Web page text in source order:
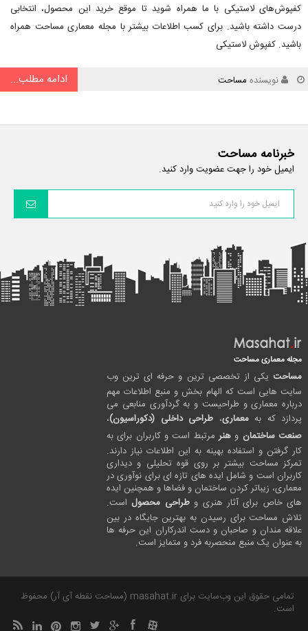
کفپوش‌های لاستیکی با ما همراه شوید تا موقع خرید این محصول، انتخابی
درست داشته باشید. برای کسب اطلاعات بیشتر با مجله معماری مساحت همراه
باشید. کفپوش لاستیکی
نویسنده مساحت ادامه مطلب...
خبرنامه مساحت
ایمیل خود را جهت عضویت وارد کنید.
مجله معماری مساحت
مساحت یکی از تخصصی ترین و حرفه ای ترین وب
سایت هایی است که الهام بخش و منبع اطلاعات مهم
درباره معماری و طراحیست و به گردآوری منابعی می
پردازد که بهمعماری، طراحی داخلی (دکوراسیون)،
صنعت ساختمان و هنرمرتبط است و کاربران برای به
کار گرفتن و استفاده بهینه به این اطلاعات نیاز دارند.
تمرکز مساحت بیشتر بر روی قوه تحلیلی و دیداری
کاربران است و شامل ایده های تازه ای برای نوآوری در
معماری، زیباتر کردن ساختمان و فضاها و همچنین ایده
های خاص برای آثار هنری وطراحی محصول است.
تلاش مساحت برای رسیدن به بهترین جایگاه در بین
علاقه مندان و صاحبان و دست اندرکاران این حرفه ها
به عنوان یک منبع منحصربه فرد و متمایز است.
تمامی حقوق این وب‌سایت برای masahat.ir (مساحت نقطه آی آر) محفوظ
است.